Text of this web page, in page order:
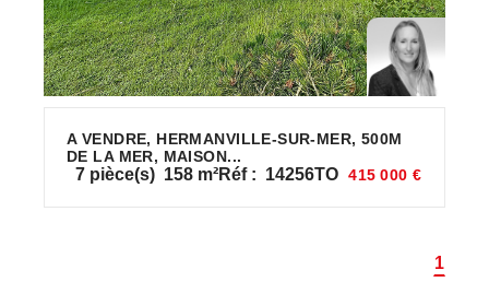
A VENDRE, HERMANVILLE-SUR-MER, 500M
DE LA MER, MAISON...
7 pièce(s) 158 m²Réf : 14256TO 415 000 €
1